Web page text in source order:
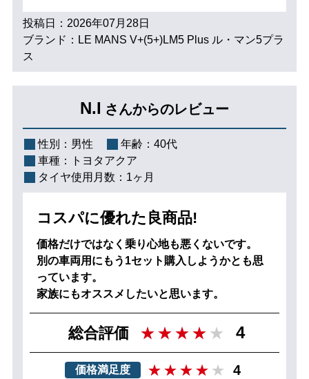
投稿日：2026年07月28日
ブランド：LE MANS V+(5+)LM5 Plus ル・マン5プラ
ス
N.I さんからのレビュー
性別： 男性 年齢： 40代
車種：
トヨタアクア
タイヤ使用月数： 1ヶ月
コスパに優れた良商品!
価格だけではなく乗り心地も悪くないです。
別の車両用にもう1セット購入しようかとも思
っています。
家族にもオススメしたいと思います。
総合評価 4
価格満足度 4